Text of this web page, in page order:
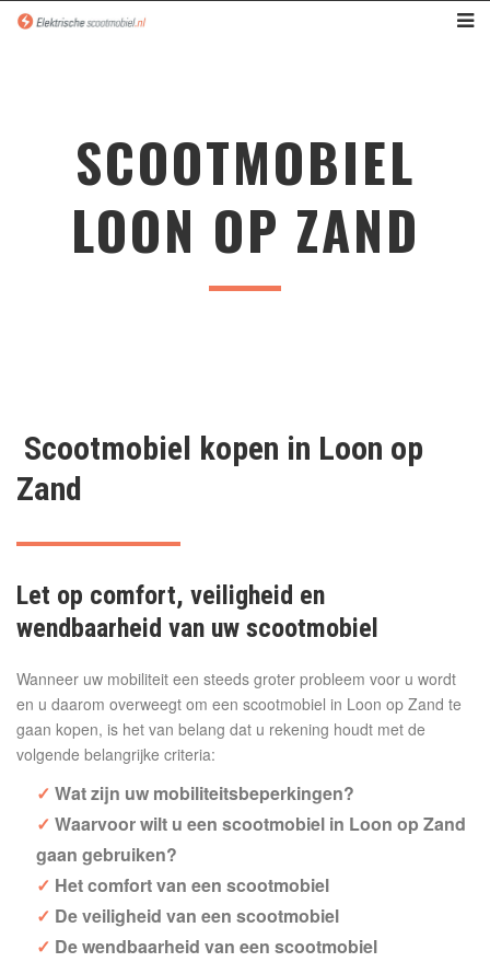
SCOOTMOBIEL
LOON OP ZAND
Scootmobiel kopen in Loon op
Zand
Let op comfort, veiligheid en
wendbaarheid van uw scootmobiel
Wanneer uw mobiliteit een steeds groter probleem voor u wordt
en u daarom overweegt om een scootmobiel in Loon op Zand te
gaan kopen, is het van belang dat u rekening houdt met de
volgende belangrijke criteria:
Wat zijn uw mobiliteitsbeperkingen?
Waarvoor wilt u een scootmobiel in Loon op Zand
gaan gebruiken?
Het comfort van een scootmobiel
De veiligheid van een scootmobiel
De wendbaarheid van een scootmobiel